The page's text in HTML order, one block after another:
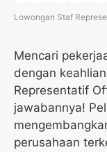
Lowongan Staf
Mencari
dengan
Representatif
jawabannya!
perusahaan